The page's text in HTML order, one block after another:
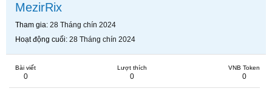
MezirRix
Tham gia 28 Tháng chín 2024
Hoạt động cuối 28 Tháng chín 2024
Bài viết
0
Lượt thích
0
VNB Token
0